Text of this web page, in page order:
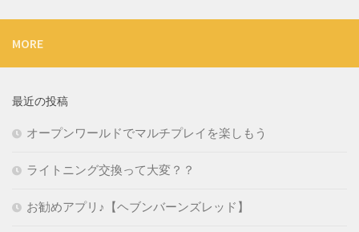
MORE
最近の投稿
オープンワールドでマルチプレイを楽しもう
ライトニング交換って大変？？
お勧めアプリ♪【ヘブンバーンズレッド】